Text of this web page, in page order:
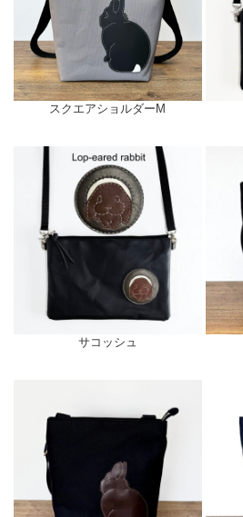
スクエアショルダーM
サコッシュ